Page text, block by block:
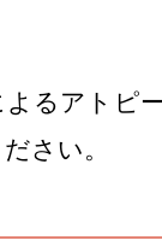
るアトピ
さい。